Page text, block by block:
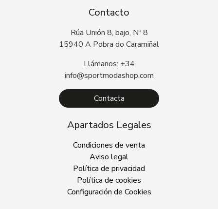
Contacto
Rúa Unión 8, bajo, Nº 8
15940 A Pobra do Caramiñal
Llámanos: +34
info@sportmodashop.com
Contacta
Apartados Legales
Condiciones de venta
Aviso legal
Política de privacidad
Política de cookies
Configuración de Cookies